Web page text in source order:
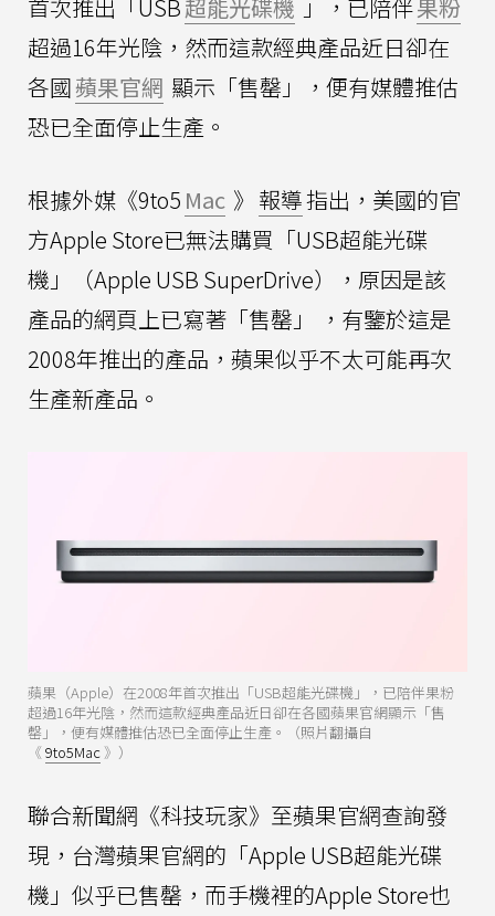
首次推出「USB超能光碟機 」，已陪伴果粉
超過16年光陰，然而這款經典產品近日卻在
各國蘋果官網 顯示「售罄」，便有媒體推估
恐已全面停止生產。
根據外媒《9to5 Mac 》 報導指出，美國的官
方Apple Store已無法購買「USB超能光碟
機」（Apple USB SuperDrive），原因是該
產品的網頁上已寫著「售罄」 ，有鑒於這是
2008年推出的產品，蘋果似乎不太可能再次
生產新產品。
蘋果（Apple）在2008年首次推出「USB超能光碟機」，已陪伴果粉
超過16年光陰，然而這款經典產品近日卻在各國蘋果官網顯示「售
罄」，便有媒體推估恐已全面停止生產。（照片翻攝自
《9to5Mac》）
聯合新聞網《科技玩家》至蘋果官網查詢發
現，台灣蘋果官網的「Apple USB超能光碟
機」似乎已售罄，而手機裡的Apple Store也